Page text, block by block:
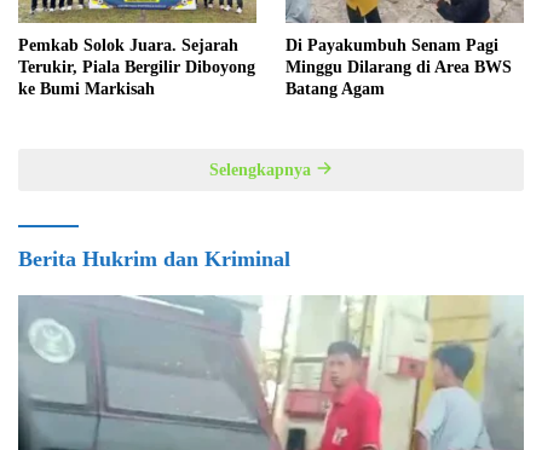
Pemkab Solok Juara. Sejarah
Terukir, Piala Bergilir Diboyong
ke Bumi Markisah
Di Payakumbuh Senam Pagi
Minggu Dilarang di Area BWS
Batang Agam
Selengkapnya
Berita Hukrim dan Kriminal